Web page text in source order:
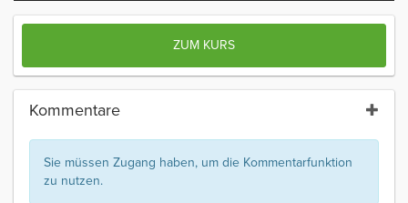
ZUM KURS
Kommentare
Sie müssen Zugang haben, um die Kommentarfunktion
zu nutzen.